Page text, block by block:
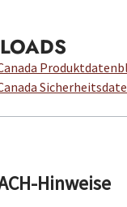
Hinweise